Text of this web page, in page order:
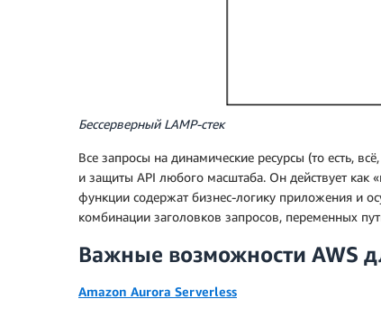
Бессерверный LAMP-стек
Все запросы на динамические ресурсы (то есть,
и защиты API любого масштаба. Он действует как
функции содержат бизнес-логику приложения и
комбинации заголовков запросов, переменных
Важные возможности AWS
Amazon Aurora Serverless